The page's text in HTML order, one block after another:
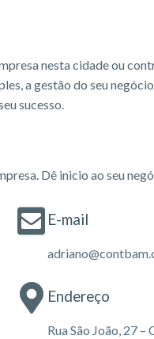
nesta cidade ou
a gestão do seu
sucesso.
Dê inicio ao seu
E-mail
Endereço
Rua São João, 27